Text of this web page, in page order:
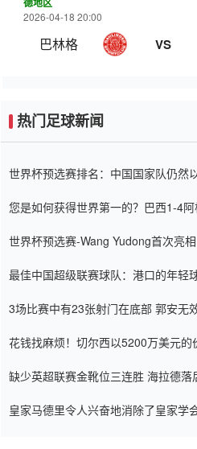
2026-04-18 20:00
巴林格 VS
热门足球新闻
世界杯预选赛排名：中国国家队仍然
您是如何获得世界第一的？巴西1-4
世界杯预选赛-Wang Yudong首次亮
最佳中国超级联赛球队：港口的年轻
3场比赛中有23张射门在底部 郭安无
花钱找麻烦！切尔西以5200万美元
缺少英超联赛金靴位三连胜 海拉德落
皇家马德里令人兴奋地消除了皇家学